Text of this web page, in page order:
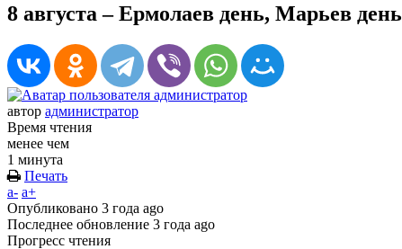
8 августа – Ермолаев день, Марьев день
автор администратор
Время чтения
менее чем
1 минута
Печать
a- a+
Опубликовано 3 года ago
Последнее обновление 3 года ago
Прогресс чтения